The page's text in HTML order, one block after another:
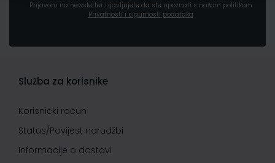
Prijavom na newsletter izjavljujete da ste upoznati s našom politikom
Privatnosti i sigurnosti podataka
Služba za korisnike
Korisnički račun
Status/Povijest narudžbi
Informacije o dostavi